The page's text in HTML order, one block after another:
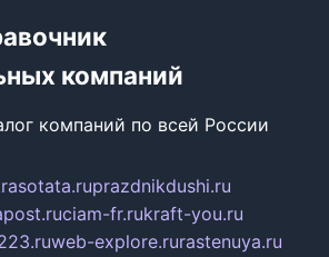
компаний
компаний по всей России
prazdnikdushi.ru
ciam-fr.rukraft-you.ru
web-explore.rurastenuya.ru